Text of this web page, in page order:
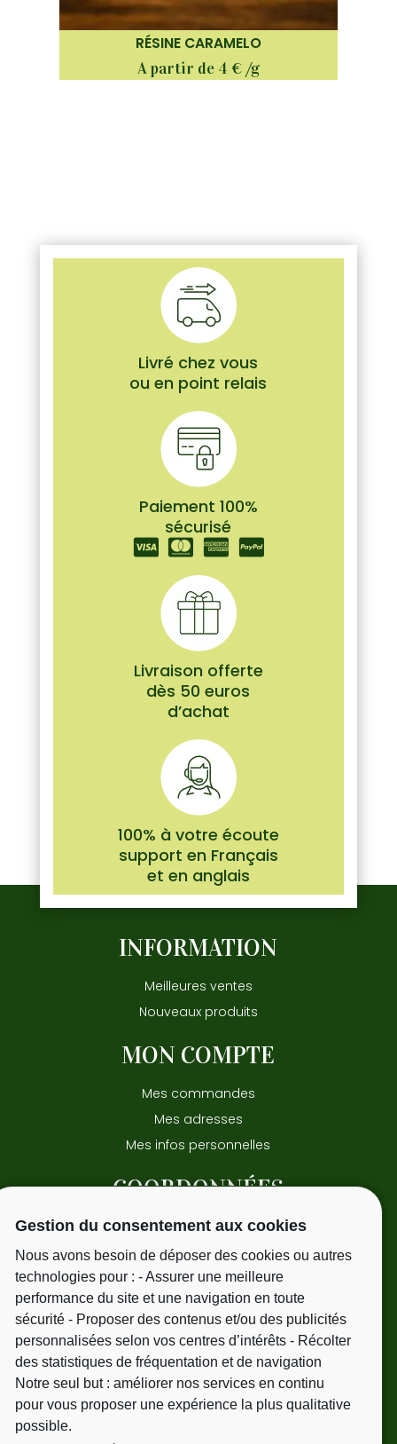
RÉSINE CARAMELO
A partir de 4 € /g
Livré chez vous
ou en point relais
Paiement 100%
sécurisé
Livraison offerte
dès 50 euros
d’achat
100% à votre écoute
support en Français
et en anglais
INFORMATION
Meilleures ventes
Nouveaux produits
MON COMPTE
Mes commandes
Mes adresses
Mes infos personnelles
COORDONNÉES
15 avenue Pasteur
31220 - Cazeres
Tél.
06 09 51 25 41
NEWSLETTER
Votre adresse de messagerie est uniquement
utilisée pour vous envoyer les mailings. Vous
Gestion du consentement aux cookies
Nous avons besoin de déposer des cookies ou autres
technologies pour : - Assurer une meilleure
performance du site et une navigation en toute
sécurité - Proposer des contenus et/ou des publicités
personnalisées selon vos centres d’intérêts - Récolter
des statistiques de fréquentation et de navigation
Notre seul but : améliorer nos services en continu
pour vous proposer une expérience la plus qualitative
possible.